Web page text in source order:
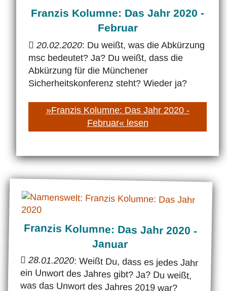
Franzis Kolumne: Das Jahr 2020 -
Februar
20.02.2020: Du weißt, was die Abkürzung
msc bedeutet? Ja? Du weißt, dass die
Abkürzung für die Münchener
Sicherheitskonferenz steht? Wieder ja?
»Franzis Kolumne: Das Jahr 2020 -
Februar« lesen
Franzis Kolumne: Das Jahr 2020 -
Januar
28.01.2020: Weißt Du, dass es jedes Jahr
ein Unwort des Jahres gibt? Ja? Du weißt,
was das Unwort des Jahres 2019 war?